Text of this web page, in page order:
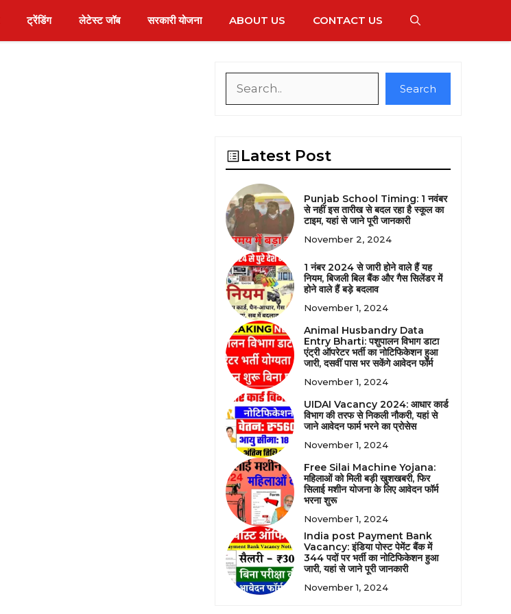
ट्रेंडिंग लेटेस्ट जॉब सरकारी योजना ABOUT US CONTACT US
Search
Latest Post
Punjab School Timing: 1 नवंबर
से नहीं इस तारीख से बदल रहा है स्कूल का
टाइम, यहां से जाने पूरी जानकारी
November 2, 2024
1 नंबर 2024 से जारी होने वाले हैं यह
नियम, बिजली बिल बैंक और गैस सिलेंडर में
होने वाले हैं बड़े बदलाव
November 1, 2024
Animal Husbandry Data
Entry Bharti: पशुपालन विभाग डाटा
एंट्री ऑपरेटर भर्ती का नोटिफिकेशन हुआ
जारी, दसवीं पास भर सकेंगे आवेदन फॉर्म
November 1, 2024
UIDAI Vacancy 2024: आधार कार्ड
विभाग की तरफ से निकली नौकरी, यहां से
जाने आवेदन फार्म भरने का प्रोसेस
November 1, 2024
Free Silai Machine Yojana:
महिलाओं को मिली बड़ी खुशखबरी, फिर
सिलाई मशीन योजना के लिए आवेदन फॉर्म
भरना शुरू
November 1, 2024
India post Payment Bank
Vacancy: इंडिया पोस्ट पेमेंट बैंक में
344 पदों पर भर्ती का नोटिफिकेशन हुआ
जारी, यहां से जाने पूरी जानकारी
November 1, 2024